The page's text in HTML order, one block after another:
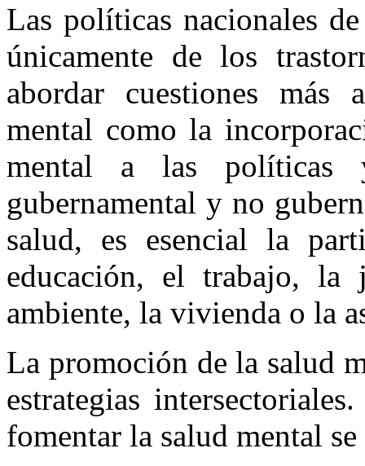
Las políticas nacionales
únicamente de los
abordar cuestiones más
mental como la
mental a las políticas
gubernamental y no
salud, es esencial la
educación, el trabajo, la
ambiente, la vivienda o la
La promoción de la salud
estrategias
fomentar la salud mental